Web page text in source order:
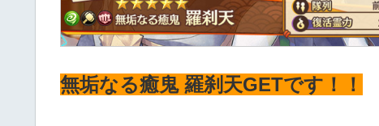
無垢なる癒鬼 羅刹天GETです！！